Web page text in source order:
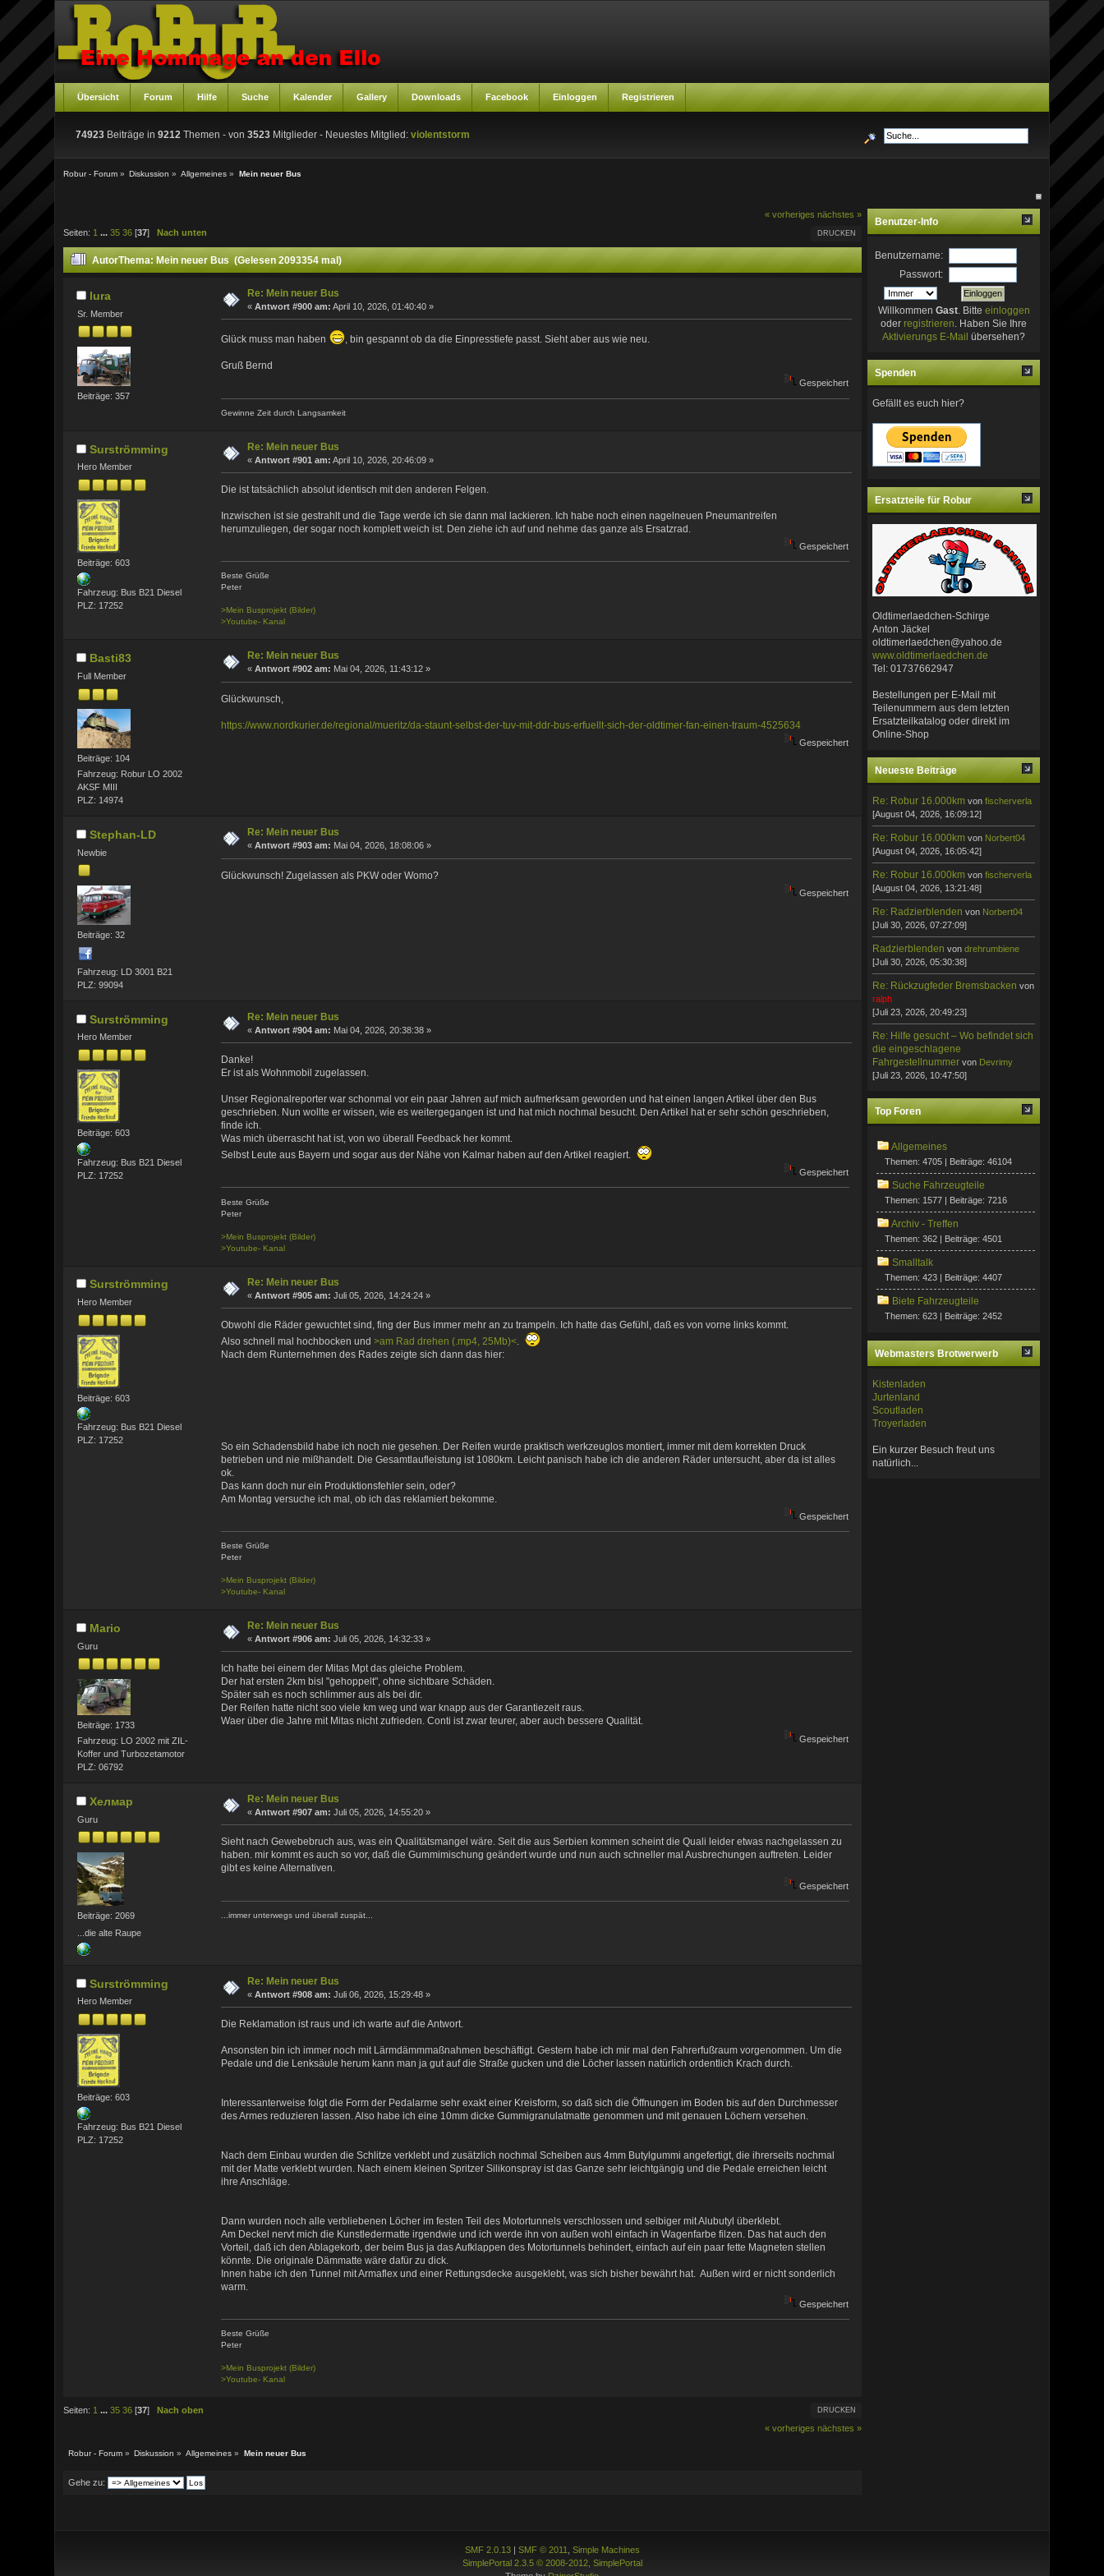
Übersicht Forum Hilfe Suche Kalender Gallery Downloads Facebook Einloggen Registrieren
74923 Beiträge in9212 Themen - von3523 Mitglieder - Neuestes Mitglied:violentstorm
Robur - Forum » Diskussion » Allgemeines » Mein neuer Bus
« vorheriges nächstes »
DRUCKEN
Seiten: 1 ...35 36 [37] Nach unten
AutorThema: Mein neuer Bus (Gelesen 2093354 mal)
lura
Sr. Member
Beiträge: 357
Re: Mein neuer Bus
«Antwort #900 am: April 10, 2026, 01:40:40 »
Glück muss man haben , bin gespannt ob da die Einpresstiefe passt. Sieht aber aus wie neu.
Gruß Bernd
Gespeichert
Gewinne Zeit durch Langsamkeit
Surströmming
Hero Member
Beiträge: 603
Fahrzeug: Bus B21 Diesel
PLZ: 17252
Re: Mein neuer Bus
«Antwort #901 am: April 10, 2026, 20:46:09 »
Die ist tatsächlich absolut identisch mit den anderen Felgen.
Inzwischen ist sie gestrahlt und die Tage werde ich sie dann mal lackieren. Ich habe noch einen nagelneuen Pneumantreifen
herumzuliegen, der sogar noch komplett weich ist. Den ziehe ich auf und nehme das ganze als Ersatzrad.
Gespeichert
Beste Grüße
Peter
>Mein Busprojekt (Bilder)
>Youtube- Kanal
Basti83
Full Member
Beiträge: 104
Fahrzeug: Robur LO 2002
AKSF MIII
PLZ: 14974
Re: Mein neuer Bus
«Antwort #902 am: Mai 04, 2026, 11:43:12 »
Glückwunsch,
https://www.nordkurier.de/regional/mueritz/da-staunt-selbst-der-tuv-mit-ddr-bus-erfuellt-sich-der-oldtimer-fan-einen-traum-4525634
Gespeichert
Stephan-LD
Newbie
Beiträge: 32
Fahrzeug: LD 3001 B21
PLZ: 99094
Re: Mein neuer Bus
«Antwort #903 am: Mai 04, 2026, 18:08:06 »
Glückwunsch! Zugelassen als PKW oder Womo?
Gespeichert
Surströmming
Hero Member
Beiträge: 603
Fahrzeug: Bus B21 Diesel
PLZ: 17252
Re: Mein neuer Bus
«Antwort #904 am: Mai 04, 2026, 20:38:38 »
Danke!
Er ist als Wohnmobil zugelassen.
Unser Regionalreporter war schonmal vor ein paar Jahren auf mich aufmerksam geworden und hat einen langen Artikel über den Bus
geschrieben. Nun wollte er wissen, wie es weitergegangen ist und hat mich nochmal besucht. Den Artikel hat er sehr schön geschrieben,
finde ich.
Was mich überrascht hat ist, von wo überall Feedback her kommt.
Selbst Leute aus Bayern und sogar aus der Nähe von Kalmar haben auf den Artikel reagiert.
Gespeichert
Beste Grüße
Peter
>Mein Busprojekt (Bilder)
>Youtube- Kanal
Surströmming
Hero Member
Beiträge: 603
Fahrzeug: Bus B21 Diesel
PLZ: 17252
Re: Mein neuer Bus
«Antwort #905 am: Juli 05, 2026, 14:24:24 »
Obwohl die Räder gewuchtet sind, fing der Bus immer mehr an zu trampeln. Ich hatte das Gefühl, daß es von vorne links kommt.
Also schnell mal hochbocken und>am Rad drehen (.mp4, 25Mb)<
Nach dem Runternehmen des Rades zeigte sich dann das hier:
So ein Schadensbild habe ich noch nie gesehen. Der Reifen wurde praktisch werkzeuglos montiert, immer mit dem korrekten Druck
betrieben und nie mißhandelt. Die Gesamtlaufleistung ist 1080km. Leicht panisch habe ich die anderen Räder untersucht, aber da ist alles
ok.
Das kann doch nur ein Produktionsfehler sein, oder?
Am Montag versuche ich mal, ob ich das reklamiert bekomme.
Gespeichert
Beste Grüße
Peter
>Mein Busprojekt (Bilder)
>Youtube- Kanal
Mario
Guru
Beiträge: 1733
Fahrzeug: LO 2002 mit ZIL-
Koffer und Turbozetamotor
PLZ: 06792
Re: Mein neuer Bus
«Antwort #906 am: Juli 05, 2026, 14:32:33 »
Ich hatte bei einem der Mitas Mpt das gleiche Problem.
Der hat ersten 2km bisl "gehoppelt", ohne sichtbare Schäden.
Später sah es noch schlimmer aus als bei dir.
Der Reifen hatte nicht soo viele km weg und war knapp aus der Garantiezeit raus.
Waer über die Jahre mit Mitas nicht zufrieden. Conti ist zwar teurer, aber auch bessere Qualität.
Gespeichert
Хелмар
Guru
Beiträge: 2069
...die alte Raupe
Re: Mein neuer Bus
«Antwort #907 am: Juli 05, 2026, 14:55:20 »
Sieht nach Gewebebruch aus, was ein Qualitätsmangel wäre. Seit die aus Serbien kommen scheint die Quali leider etwas nachgelassen zu
haben. mir kommt es auch so vor, daß die Gummimischung geändert wurde und nun auch schneller mal Ausbrechungen auftreten. Leider
gibt es keine Alternativen.
Gespeichert
...immer unterwegs und überall zuspät...
Surströmming
Hero Member
Beiträge: 603
Fahrzeug: Bus B21 Diesel
PLZ: 17252
Re: Mein neuer Bus
«Antwort #908 am: Juli 06, 2026, 15:29:48 »
Die Reklamation ist raus und ich warte auf die Antwort.
Ansonsten bin ich immer noch mit Lärmdämmmaßnahmen beschäftigt. Gestern habe ich mir mal den Fahrerfußraum vorgenommen. Um die
Pedale und die Lenksäule herum kann man ja gut auf die Straße gucken und die Löcher lassen natürlich ordentlich Krach durch.
Interessanterweise folgt die Form der Pedalarme sehr exakt einer Kreisform, so daß sich die Öffnungen im Boden bis auf den Durchmesser
des Armes reduzieren lassen. Also habe ich eine 10mm dicke Gummigranulatmatte genommen und mit genauen Löchern versehen.
Nach dem Einbau wurden die Schlitze verklebt und zusätzlich nochmal Scheiben aus 4mm Butylgummi angefertigt, die ihrerseits nochmal
mit der Matte verklebt wurden. Nach einem kleinen Spritzer Silikonspray ist das Ganze sehr leichtgängig und die Pedale erreichen leicht
ihre Anschläge.
Dann wurden noch alle verbliebenen Löcher im festen Teil des Motortunnels verschlossen und selbiger mit Alubutyl überklebt.
Am Deckel nervt mich die Kunstledermatte irgendwie und ich werde ihn von außen wohl einfach in Wagenfarbe filzen. Das hat auch den
Vorteil, daß ich den Ablagekorb, der beim Bus ja das Aufklappen des Motortunnels behindert, einfach auf ein paar fette Magneten stellen
könnte. Die originale Dämmatte wäre dafür zu dick.
Innen habe ich den Tunnel mit Armaflex und einer Rettungsdecke ausgeklebt, was sich bisher bewährt hat. Außen wird er nicht sonderlich
warm.
Gespeichert
Beste Grüße
Peter
>Mein Busprojekt (Bilder)
>Youtube- Kanal
DRUCKEN
Seiten: 1 ...35 36 [37]Nach oben
« vorheriges nächstes »
Robur - Forum » Diskussion » Allgemeines » Mein neuer Bus
Gehe zu:
Benutzer-Info
Benutzername:
Passwort:
Willkommen Gast. Bitte einloggen
oder registrieren . Haben Sie Ihre
Aktivierungs E-Mail übersehen?
Spenden
Gefällt es euch hier?
Ersatzteile für Robur
Oldtimerlaedchen-Schirge
Anton Jäckel
oldtimerlaedchen@yahoo.de
www.oldtimerlaedchen.de
Tel: 01737662947
Bestellungen per E-Mail mit
Teilenummern aus dem letzten
Ersatzteilkatalog oder direkt im
Online-Shop
Neueste Beiträge
Re: Robur 16.000km vonfischerverla
[August 04, 2026, 16:09:12]
Re: Robur 16.000km von Norbert04
[August 04, 2026, 16:05:42]
Re: Robur 16.000km vonfischerverla
[August 04, 2026, 13:21:48]
Re: Radzierblendenvon Norbert04
[Juli 30, 2026, 07:27:09]
Radzierblendenvondrehrumbiene
[Juli 30, 2026, 05:30:38]
Re: Rückzugfeder Bremsbacken von
ralph
[Juli 23, 2026, 20:49:23]
Re: Hilfe gesucht – Wo befindet sich
die eingeschlagene
Fahrgestellnummer von Devrimy
[Juli 23, 2026, 10:47:50]
Top Foren
Allgemeines
Themen: 4705 | Beiträge: 46104
Suche Fahrzeugteile
Themen: 1577 | Beiträge: 7216
Archiv - Treffen
Themen: 362 | Beiträge: 4501
Smalltalk
Themen: 423 | Beiträge: 4407
Biete Fahrzeugteile
Themen: 623 | Beiträge: 2452
Webmasters Brotwerwerb
Kistenladen
Jurtenland
Scoutladen
Troyerladen
Ein kurzer Besuch freut uns
natürlich...
SMF 2.0.13| SMF © 2011
Simple Machines
SimplePortal 2.3.5 © 2008-2012, SimplePortal